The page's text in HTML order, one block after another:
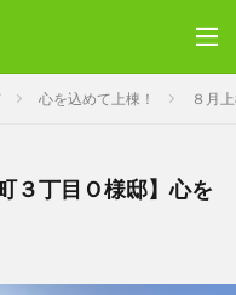
心を込めて上棟！ ８月
３丁目Ｏ様邸】心を